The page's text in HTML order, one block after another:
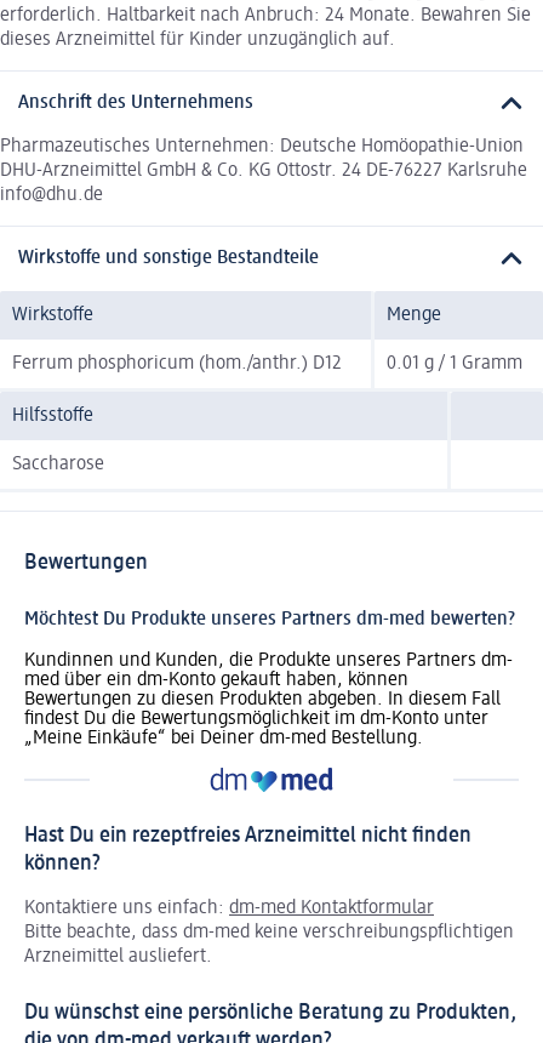
erforderlich. Haltbarkeit nach Anbruch: 24 Monate. Bewahren Sie
dieses Arzneimittel für Kinder unzugänglich auf.
Anschrift des Unternehmens
Pharmazeutisches Unternehmen: Deutsche Homöopathie-Union
DHU-Arzneimittel GmbH & Co. KG Ottostr. 24 DE-76227 Karlsruhe
info@dhu.de
Wirkstoffe und sonstige Bestandteile
Wirkstoffe Menge
Ferrum phosphoricum (hom./anthr.) D12 0.01 g / 1 Gramm
Hilfsstoffe
Saccharose
Bewertungen
Möchtest Du Produkte unseres Partners dm-med bewerten?
Kundinnen und Kunden, die Produkte unseres Partners dm-
med über ein dm-Konto gekauft haben, können
Bewertungen zu diesen Produkten abgeben. In diesem Fall
findest Du die Bewertungsmöglichkeit im dm-Konto unter
„Meine Einkäufe“ bei Deiner dm-med Bestellung.
Hast Du ein rezeptfreies Arzneimittel nicht finden
können?
Kontaktiere uns einfach: dm-med Kontaktformular
Bitte beachte, dass dm-med keine verschreibungspflichtigen
Arzneimittel ausliefert.
Du wünschst eine persönliche Beratung zu Produkten,